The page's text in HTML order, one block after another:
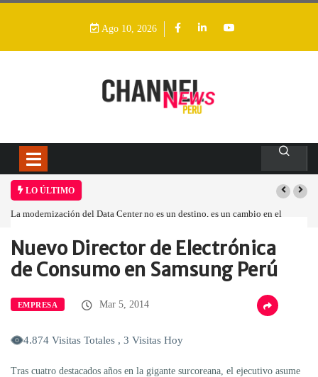
Ago 10, 2026
LO ÚLTIMO
La modernización del Data Center no es un destino, es un cambio en el
Home
Empresa Nuevo Director de…
Nuevo Director de Electrónica
de Consumo en Samsung Perú
EMPRESA Mar 5, 2014
4.874 Visitas Totales , 3 Visitas Hoy
Tras cuatro destacados años en la gigante surcoreana, el ejecutivo asume